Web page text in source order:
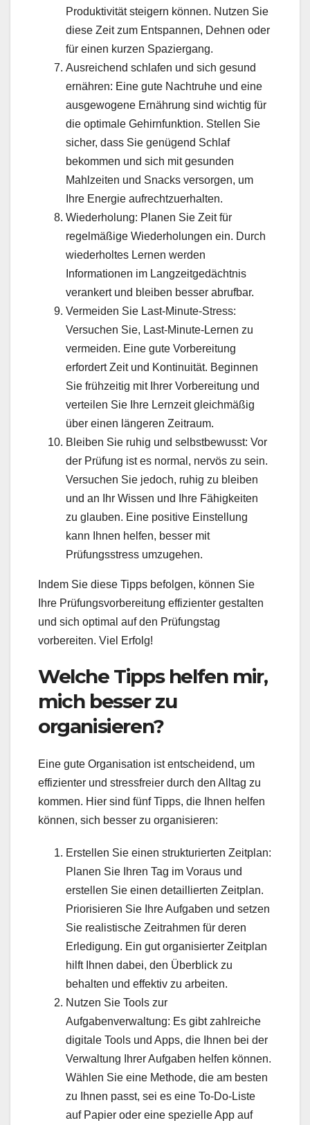
Produktivität steigern können. Nutzen Sie
diese Zeit zum Entspannen, Dehnen oder
für einen kurzen Spaziergang.
Ausreichend schlafen und sich gesund
ernähren: Eine gute Nachtruhe und eine
ausgewogene Ernährung sind wichtig für
die optimale Gehirnfunktion. Stellen Sie
sicher, dass Sie genügend Schlaf
bekommen und sich mit gesunden
Mahlzeiten und Snacks versorgen, um
Ihre Energie aufrechtzuerhalten.
Wiederholung: Planen Sie Zeit für
regelmäßige Wiederholungen ein. Durch
wiederholtes Lernen werden
Informationen im Langzeitgedächtnis
verankert und bleiben besser abrufbar.
Vermeiden Sie Last-Minute-Stress:
Versuchen Sie, Last-Minute-Lernen zu
vermeiden. Eine gute Vorbereitung
erfordert Zeit und Kontinuität. Beginnen
Sie frühzeitig mit Ihrer Vorbereitung und
verteilen Sie Ihre Lernzeit gleichmäßig
über einen längeren Zeitraum.
Bleiben Sie ruhig und selbstbewusst: Vor
der Prüfung ist es normal, nervös zu sein.
Versuchen Sie jedoch, ruhig zu bleiben
und an Ihr Wissen und Ihre Fähigkeiten
zu glauben. Eine positive Einstellung
kann Ihnen helfen, besser mit
Prüfungsstress umzugehen.
Indem Sie diese Tipps befolgen, können Sie
Ihre Prüfungsvorbereitung effizienter gestalten
und sich optimal auf den Prüfungstag
vorbereiten. Viel Erfolg!
Welche Tipps helfen mir,
mich besser zu
organisieren?
Eine gute Organisation ist entscheidend, um
effizienter und stressfreier durch den Alltag zu
kommen. Hier sind fünf Tipps, die Ihnen helfen
können, sich besser zu organisieren:
Erstellen Sie einen strukturierten Zeitplan:
Planen Sie Ihren Tag im Voraus und
erstellen Sie einen detaillierten Zeitplan.
Priorisieren Sie Ihre Aufgaben und setzen
Sie realistische Zeitrahmen für deren
Erledigung. Ein gut organisierter Zeitplan
hilft Ihnen dabei, den Überblick zu
behalten und effektiv zu arbeiten.
Nutzen Sie Tools zur
Aufgabenverwaltung: Es gibt zahlreiche
digitale Tools und Apps, die Ihnen bei der
Verwaltung Ihrer Aufgaben helfen können.
Wählen Sie eine Methode, die am besten
zu Ihnen passt, sei es eine To-Do-Liste
auf Papier oder eine spezielle App auf